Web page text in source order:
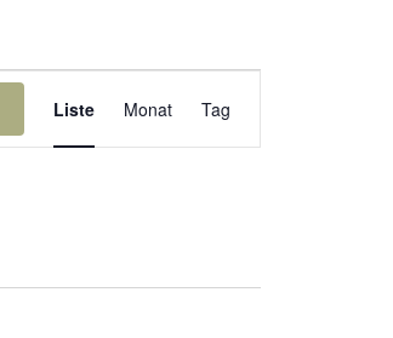
Ansichten-
Liste Monat Tag